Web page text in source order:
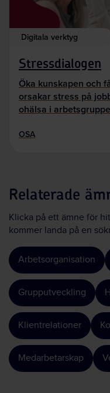
Digitala verktyg
Stressdialogen
Öka kunskapen och
orsakar stress på
ohälsa i
OSA
Relaterade
Klicka på ett ämne för
kommer landa på en
Arbetsorganisation
Grupputveckling
Klientrelationer
Medarbetarskap